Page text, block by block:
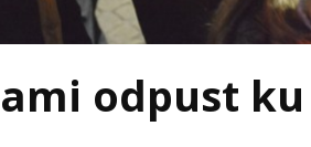
odpust